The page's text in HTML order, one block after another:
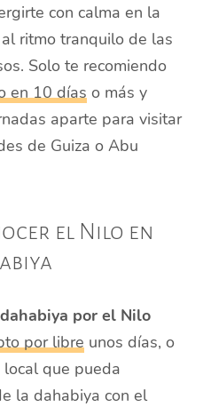
con calma en la
ritmo tranquilo de las
Solo te recomiendo
en 10 días o más y
aparte para visitar
de Guiza o Abu
el Nilo en
dahabiya por el Nilo
por libre unos días, o
que pueda
la dahabiya con el